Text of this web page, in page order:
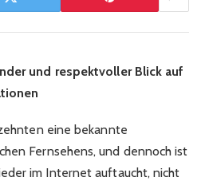
und respektvoller Blick auf
eine bekannte
Fernsehens, und dennoch ist
im Internet auftaucht, nicht